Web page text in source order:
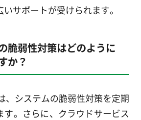
サポートが受けられます。
脆弱性対策はどのように
か？
、システムの脆弱性対策を定期
す。さらに、クラウドサービス